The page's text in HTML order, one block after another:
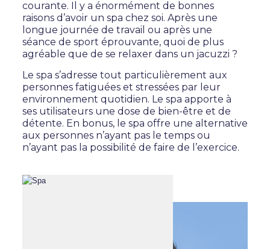
courante. Il y a énormément de bonnes
raisons d’avoir un spa chez soi. Après une
longue journée de travail ou après une
séance de sport éprouvante, quoi de plus
agréable que de se relaxer dans un jacuzzi ?
Le spa s’adresse tout particulièrement aux
personnes fatiguées et stressées par leur
environnement quotidien. Le spa apporte à
ses utilisateurs une dose de bien-être et de
détente. En bonus, le spa offre une alternative
aux personnes n’ayant pas le temps ou
n’ayant pas la possibilité de faire de l’exercice.